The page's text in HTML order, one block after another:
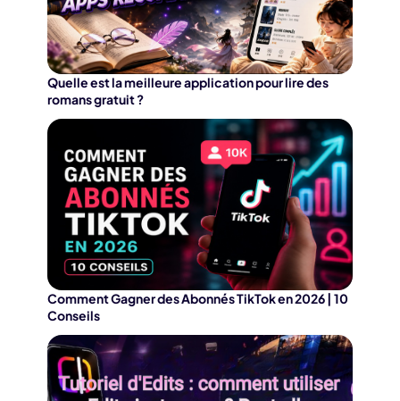
Quelle est la meilleure application pour lire des
romans gratuit ?
Comment Gagner des Abonnés TikTok en 2026 | 10
Conseils
Kling 3.0 sur Edimakor
Transformez n'importe quelle photo en uneVidéo
de danse IA avec du rythme et du mouvement.